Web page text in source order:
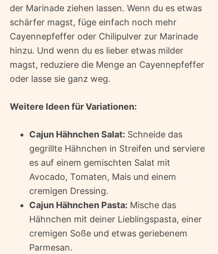
der Marinade ziehen lassen. Wenn du es etwas
schärfer magst, füge einfach noch mehr
Cayennepfeffer oder Chilipulver zur Marinade
hinzu. Und wenn du es lieber etwas milder
magst, reduziere die Menge an Cayennepfeffer
oder lasse sie ganz weg.
Weitere Ideen für Variationen:
Cajun Hähnchen Salat: Schneide das
gegrillte Hähnchen in Streifen und serviere
es auf einem gemischten Salat mit
Avocado, Tomaten, Mais und einem
cremigen Dressing.
Cajun Hähnchen Pasta: Mische das
Hähnchen mit deiner Lieblingspasta, einer
cremigen Soße und etwas geriebenem
Parmesan.